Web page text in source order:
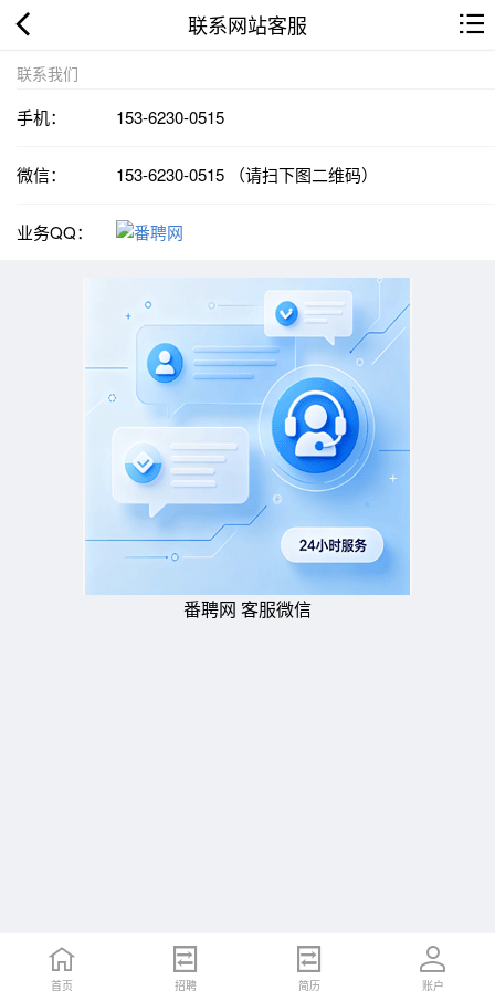
联系网站客服
联系我们
手机： 153-6230-0515
微信： 153-6230-0515 （请扫下图二维码）
业务QQ：
番聘网 客服微信
首页 招聘 简历 账户